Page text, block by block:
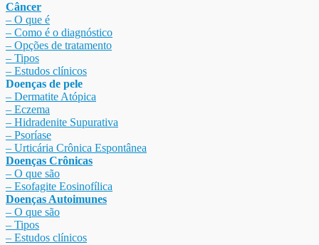
Câncer
– O que é
– Como é o diagnóstico
– Opções de tratamento
– Tipos
– Estudos clínicos
Doenças de pele
– Dermatite Atópica
– Eczema
– Hidradenite Supurativa
– Psoríase
– Urticária Crônica Espontânea
Doenças Crônicas
– O que são
– Esofagite Eosinofílica
Doenças Autoimunes
– O que são
– Tipos
– Estudos clínicos